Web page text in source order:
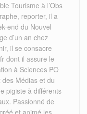
Tourisme à l’Obs
reporter, il a
end du Nouvel
d’un an chez
il se consacre
dont il assure le
à Sciences PO
Médias et du
pigiste à différents
Passionné de